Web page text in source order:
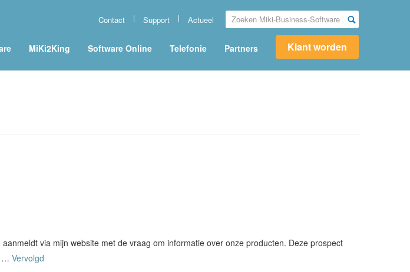
MiKi2King Software Online Telefonie Partners Klant worden
Actueel
Support
Contact
via mijn website met de vraag om informatie over onze producten. Deze prospect
… Vervolgd